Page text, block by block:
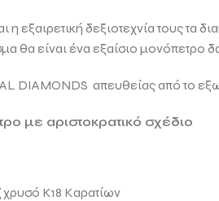
η εξαιρετική δεξιοτεχνία τους τα
θα είναι ένα εξαίσιο μονόπετρο
DIAMONDS απευθείας από το
με αριστοκρατικό σχέδιο
Κ18 Καρατίων